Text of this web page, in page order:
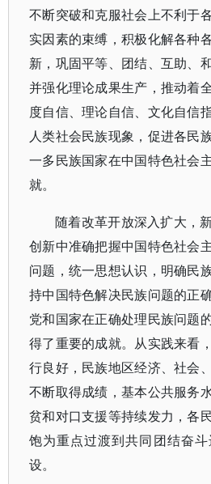
不断突破和克服社会上不利于
实因素的束缚，积极化解各种
新，巩固平等、团结、互助、
并强化理论成果生产，推动着
度自信、理论自信、文化自信
人类社会民族现象，促进各民
一多民族国家在中国特色社会
就。
随着改革开放深入扩大，
创新中准确把握中国特色社会
问题，统一思想认识，明确民
持中国特色解决民族问题的正
党和国家在正确处理民族问题
得了重要的成就。从实践来看
行良好，民族地区经济、社会
不断取得成绩，基本公共服务
贫和对口支援等持续发力，各
饱为重点过渡到共同团结奋
设。